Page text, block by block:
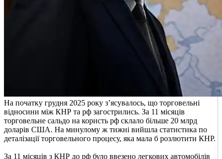
На початку грудня 2025 року з’ясувалось, що торговельні
відносини між КНР та рф загострились. За 11 місяців
торговельне сальдо на користь рф склало більше 20 млрд
доларів США. На минулому ж тижні вийшла статистика по
деталізації торговельного процесу, яка мала б розлютити КНР.
За 11 місяців з КНР до рф було ввезено легкових автомобілів